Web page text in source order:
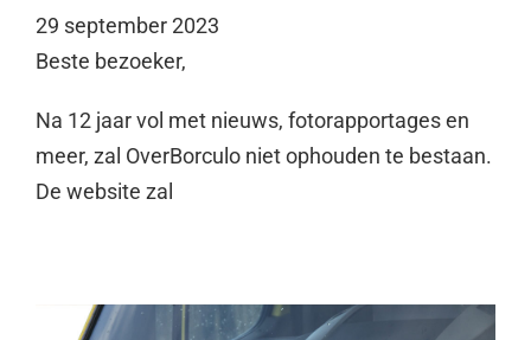
29 september 2023
Beste bezoeker,
Na 12 jaar vol met nieuws, fotorapportages en
meer, zal OverBorculo niet ophouden te bestaan.
De website zal